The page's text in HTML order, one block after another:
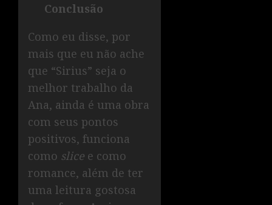
Conclusão
Como eu disse, por
mais que eu não ache
que “Sirius” seja o
melhor trabalho da
Ana, ainda é uma obra
com seus pontos
positivos, funciona
como slice e como
romance, além de ter
uma leitura gostosa